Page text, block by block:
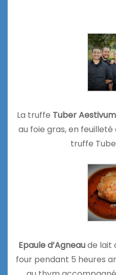
La truffe Tuber Aestivum
au foie gras, en
truffe
Epaule d’Agneaude lait
four pendant 5 heures